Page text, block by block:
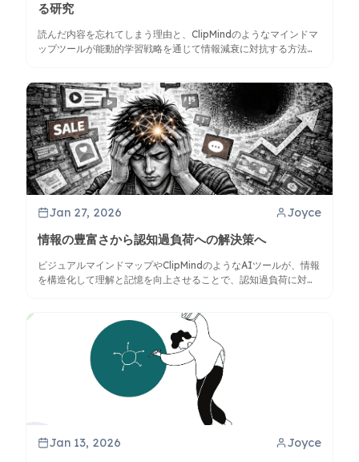
る研究
読んだ内容を忘れてしまう理由と、ClipMindのようなマインドマ
ップツールが能動的学習戦略を通じて情報減衰に対抗する方法を
Jan 27, 2026 Joyce
情報の豊富さから認知過負荷への解決策へ
ビジュアルマインドマップやClipMindのようなAIツールが、情報
を構造化して理解と記憶を向上させることで、認知過負荷に対処
Jan 13, 2026 Joyce